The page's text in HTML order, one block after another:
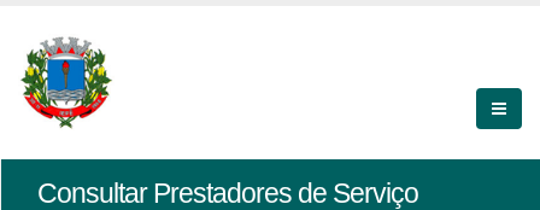
Consultar Prestadores de Serviço